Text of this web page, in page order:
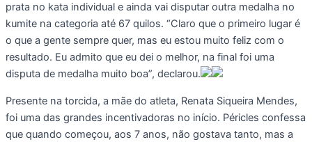
prata no kata individual e ainda vai disputar outra medalha no
kumite na categoria até 67 quilos. “Claro que o primeiro lugar é
o que a gente sempre quer, mas eu estou muito feliz com o
resultado. Eu admito que eu dei o melhor, na final foi uma
disputa de medalha muito boa”, declarou.
Presente na torcida, a mãe do atleta, Renata Siqueira Mendes,
foi uma das grandes incentivadoras no início. Péricles confessa
que quando começou, aos 7 anos, não gostava tanto, mas a